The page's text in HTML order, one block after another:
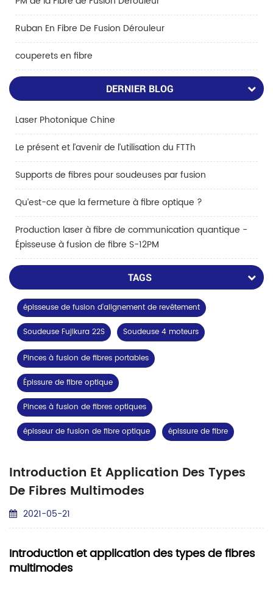
Ruban En Fibre De Fusion Dérouleur
couperets en fibre
DERNIER BLOG
Laser Photonique Chine
Le présent et l’avenir de l’utilisation du FTTh
Supports de fibres pour soudeuses par fusion
Qu’est-ce que la fermeture à fibre optique ?
Production laser à fibre de communication quantique -
Épisseuse à fusion de fibre S-12PM
TAGS
épisseuse de fusion d'alignement de revêtement
Soudeuse Fujikura 22S Soudeuse 4 moteurs
Pinces à fusion de fibres portables
Épissure de fibre optique
Pinces à fusion de fibres optiques
épisseur de fusion de fibre optique épissure de fibre
Introduction Et Application Des Types
De Fibres Multimodes
2021-05-21
Introduction et application des types de fibres
multimodes